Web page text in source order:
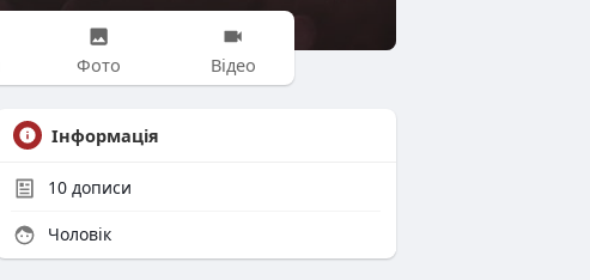
Фото Відео
Інформація
10 дописи
Чоловік